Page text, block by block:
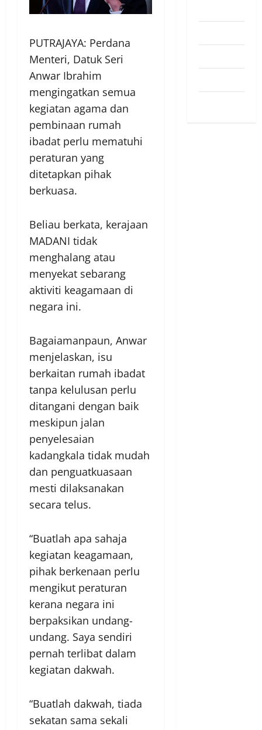
PUTRAJAYA: Perdana
Menteri, Datuk Seri
Anwar Ibrahim
mengingatkan semua
kegiatan agama dan
pembinaan rumah
ibadat perlu mematuhi
peraturan yang
ditetapkan pihak
berkuasa.
Beliau berkata, kerajaan
MADANI tidak
menghalang atau
menyekat sebarang
aktiviti keagamaan di
negara ini.
Bagaiamanpaun, Anwar
menjelaskan, isu
berkaitan rumah ibadat
tanpa kelulusan perlu
ditangani dengan baik
meskipun jalan
penyelesaian
kadangkala tidak mudah
dan penguatkuasaan
mesti dilaksanakan
secara telus.
“Buatlah apa sahaja
kegiatan keagamaan,
pihak berkenaan perlu
mengikut peraturan
kerana negara ini
berpaksikan undang-
undang. Saya sendiri
pernah terlibat dalam
kegiatan dakwah.
“Buatlah dakwah, tiada
sekatan sama sekali